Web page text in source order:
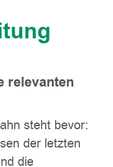
relevanten
steht bevor:
der letzten
die